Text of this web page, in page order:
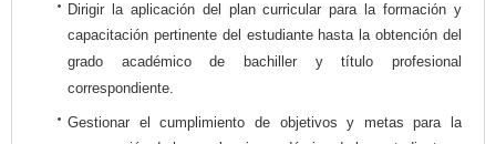
Dirigir la aplicación del plan curricular para la formación y
capacitación pertinente del estudiante hasta la obtención del
grado académico de bachiller y título profesional
correspondiente.
Gestionar el cumplimiento de objetivos y metas para la